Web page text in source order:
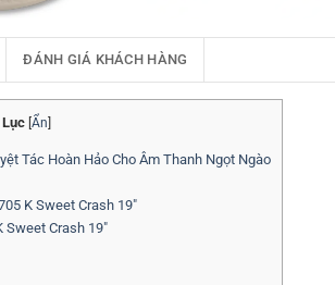
ĐÁNH GIÁ KHÁCH HÀNG
Ẩn
Tác Hoàn Hảo Cho Âm Thanh Ngọt Ngào
K Sweet Crash 19″
Crash 19″